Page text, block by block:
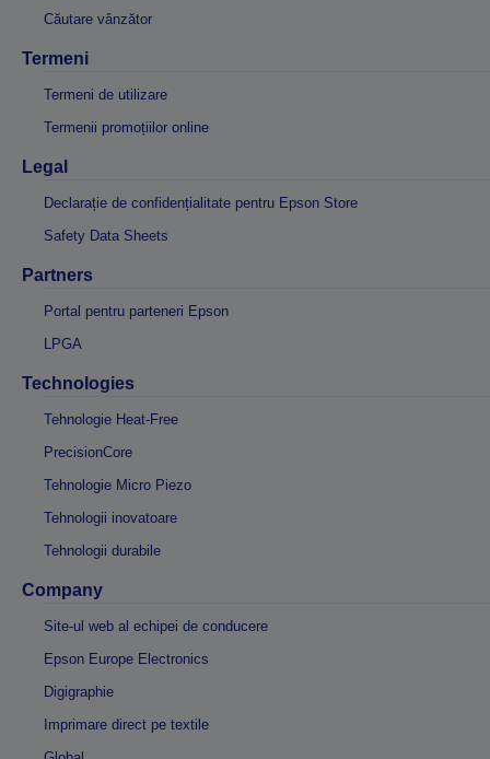
Căutare vânzător
Termeni
Termeni de utilizare
Termenii promoțiilor online
Legal
Declarație de confidențialitate pentru Epson Store
Safety Data Sheets
Partners
Portal pentru parteneri Epson
LPGA
Technologies
Tehnologie Heat-Free
PrecisionCore
Tehnologie Micro Piezo
Tehnologii inovatoare
Tehnologii durabile
Company
Site-ul web al echipei de conducere
Epson Europe Electronics
Digigraphie
Imprimare direct pe textile